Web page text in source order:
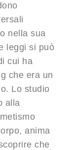
nella sua
leggi si può
cui ha
che era un
Lo studio
alla
anima
che